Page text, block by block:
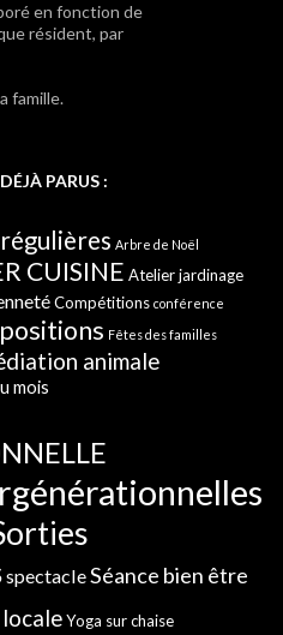
en fonction de
résident, par
famille.
PARUS :
Arbre de Noël
CUISINE Atelier jardinage
Compétitions conférence
Fêtes des familles
animale
mois
spectacleSéance bien être
Yoga sur chaise